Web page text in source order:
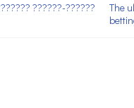
??????-??????
The